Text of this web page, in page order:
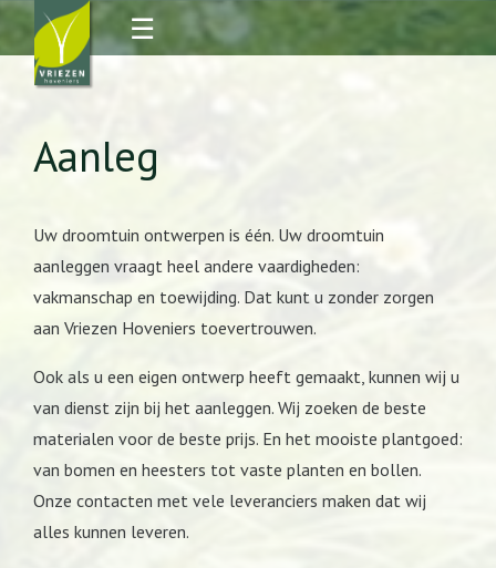
☰
Aanleg
Uw droomtuin ontwerpen is één. Uw droomtuin
aanleggen vraagt heel andere vaardigheden:
vakmanschap en toewijding. Dat kunt u zonder zorgen
aan Vriezen Hoveniers toevertrouwen.
Ook als u een eigen ontwerp heeft gemaakt, kunnen wij u
van dienst zijn bij het aanleggen. Wij zoeken de beste
materialen voor de beste prijs. En het mooiste plantgoed:
van bomen en heesters tot vaste planten en bollen.
Onze contacten met vele leveranciers maken dat wij
alles kunnen leveren.